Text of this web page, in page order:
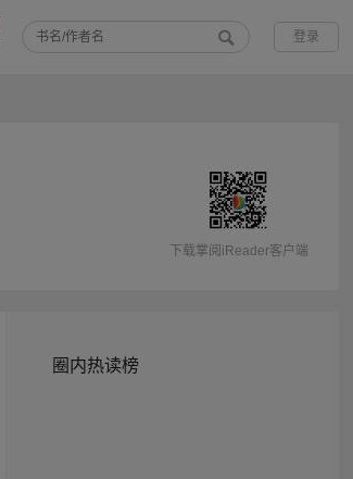
登录
下载掌阅iReader客户端
圈内热读榜